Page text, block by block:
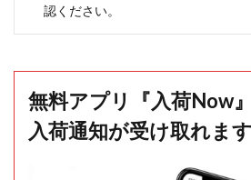
認ください。
無料アプリ『入荷Now
入荷通知が受け取れます